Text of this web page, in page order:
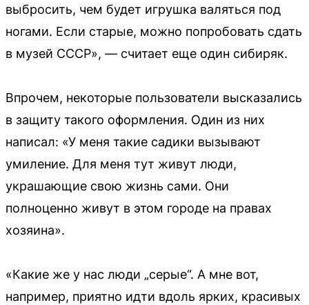
выбросить, чем будет игрушка валяться под
ногами. Если старые, можно попробовать сдать
в музей СССР», — считает еще один сибиряк.
Впрочем, некоторые пользователи высказались
в защиту такого оформления. Один из них
написал: «У меня такие садики вызывают
умиление. Для меня тут живут люди,
украшающие свою жизнь сами. Они
полноценно живут в этом городе на правах
хозяина».
«Какие же у нас люди „серые“. А мне вот,
например, приятно идти вдоль ярких, красивых